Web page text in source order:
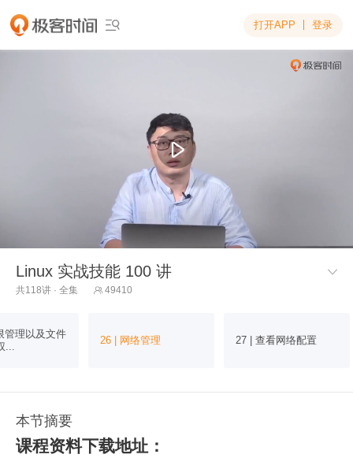
 打开APP 登录
Linux 实战技能 100 讲 
共118讲 · 全集  49410
管理以及文件
...
26 | 网络管理 27 | 查看网络配置
本节摘要
课程资料下载地址：